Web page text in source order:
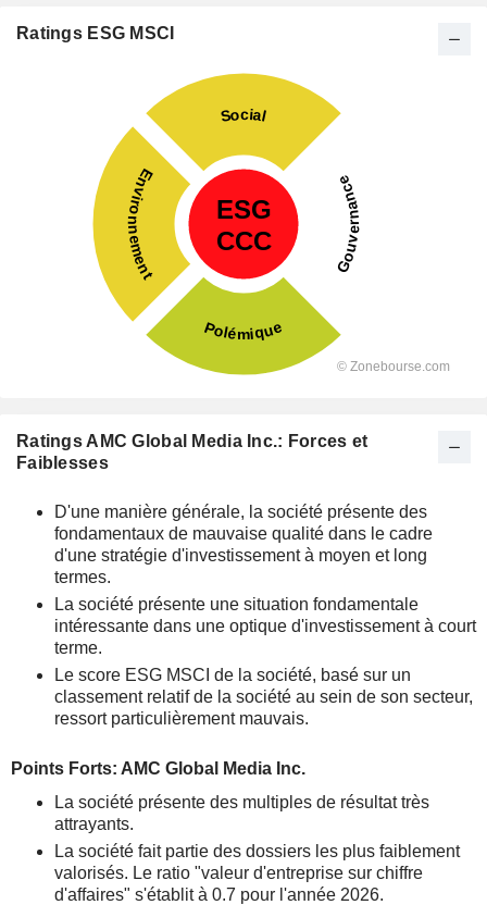
Ratings ESG MSCI
Ratings AMC Global Media Inc.: Forces et
Faiblesses
D'une manière générale, la société présente des
fondamentaux de mauvaise qualité dans le cadre
d'une stratégie d'investissement à moyen et long
termes.
La société présente une situation fondamentale
intéressante dans une optique d'investissement à court
terme.
Le score ESG MSCI de la société, basé sur un
classement relatif de la société au sein de son secteur,
ressort particulièrement mauvais.
Points Forts: AMC Global Media Inc.
La société présente des multiples de résultat très
attrayants.
La société fait partie des dossiers les plus faiblement
valorisés. Le ratio "valeur d'entreprise sur chiffre
d'affaires" s'établit à 0.7 pour l'année 2026.